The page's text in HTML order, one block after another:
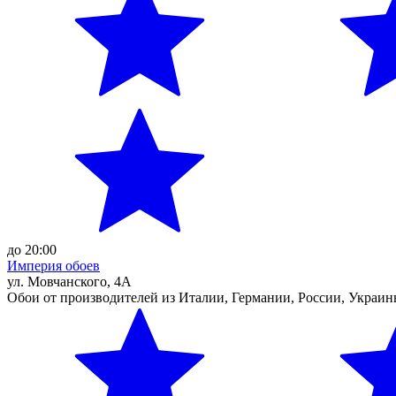
до 20:00
Империя обоев
ул. Мовчанского, 4А
Обои от производителей из Италии, Германии, России,